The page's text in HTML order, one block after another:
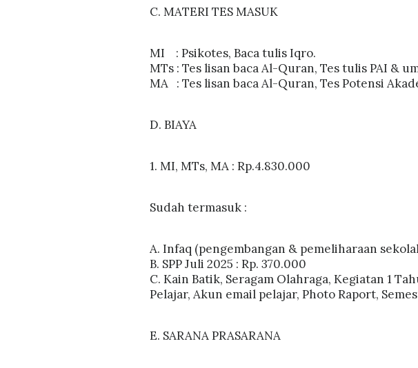
C. MATERI TES MASUK
MI : Psikotes, Baca tulis Iqro.
MTs : Tes lisan baca Al-Quran, Tes tulis PAI &
MA : Tes lisan baca Al-Quran, Tes Potensi
D. BIAYA
1. MI, MTs, MA : Rp.4.830.000
Sudah termasuk :
A. Infaq (pengembangan & pemeliharaan
B. SPP Juli 2025 : Rp. 370.000
C. Kain Batik, Seragam Olahraga, Kegiatan 1
Pelajar, Akun email pelajar, Photo Raport,
E. SARANA PRASARANA